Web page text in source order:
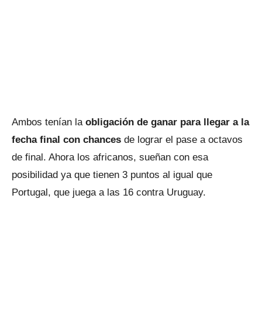
Ambos tenían la obligación de ganar para llegar a la
fecha final con chances de lograr el pase a octavos
de final. Ahora los africanos, sueñan con esa
posibilidad ya que tienen 3 puntos al igual que
Portugal, que juega a las 16 contra Uruguay.